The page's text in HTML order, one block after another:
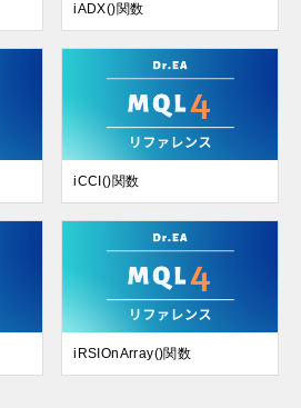
iADX()関数
iCCI()関数
iRSIOnArray()関数